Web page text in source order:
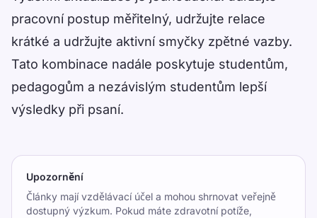
pracovní postup měřitelný, udržujte relace
krátké a udržujte aktivní smyčky zpětné vazby.
Tato kombinace nadále poskytuje studentům,
pedagogům a nezávislým studentům lepší
výsledky při psaní.
Upozornění
Články mají vzdělávací účel a mohou shrnovat veřejně
dostupný výzkum. Pokud máte zdravotní potíže,